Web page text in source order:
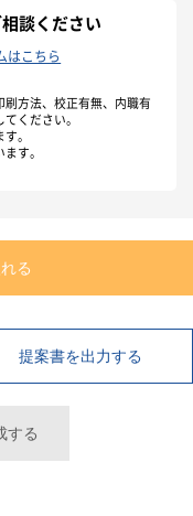
談ください
はこちら
方法、校正有無、内職有
ください。
。
す。
る
提案書を出力する
する